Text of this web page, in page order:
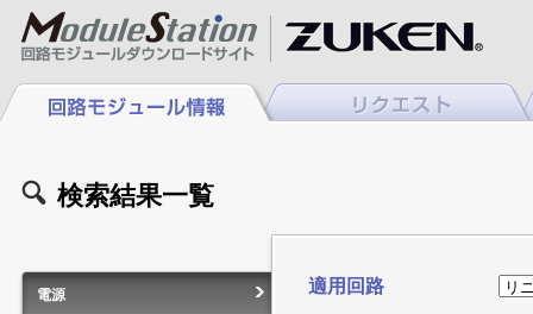
検索結果一覧
電源 適用回路